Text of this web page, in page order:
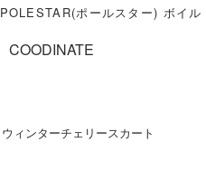
POLESTAR(ポールスター) ボイ
COODINATE